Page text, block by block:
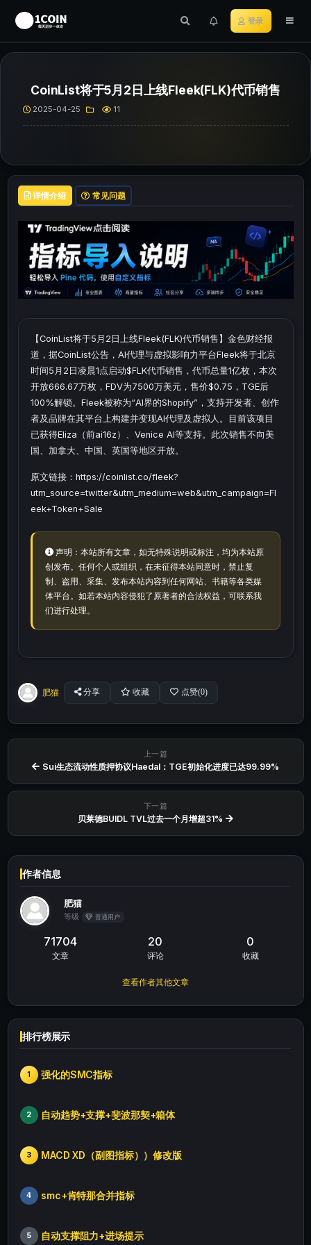
登录
CoinList将于5月2日上线Fleek(FLK)代币销售
2025-04-25 11
详情介绍 常见问题
【CoinList将于5月2日上线Fleek(FLK)代币销售】金色财经报
道，据CoinList公告，AI代理与虚拟影响力平台Fleek将于北京
时间5月2日凌晨1点启动$FLK代币销售，代币总量1亿枚，本次
开放666.67万枚，FDV为7500万美元，售价$0.75，TGE后
100%解锁。Fleek被称为“AI界的Shopify”，支持开发者、创作
者及品牌在其平台上构建并变现AI代理及虚拟人。目前该项目
已获得Eliza（前ai16z）、Venice AI等支持。此次销售不向美
国、加拿大、中国、英国等地区开放。
原文链接：https://coinlist.co/fleek?
utm_source=twitter&utm_medium=web&utm_campaign=Fl
eek+Token+Sale
声明：本站所有文章，如无特殊说明或标注，均为本站原
创发布。任何个人或组织，在未征得本站同意时，禁止复
制、盗用、采集、发布本站内容到任何网站、书籍等各类媒
体平台。如若本站内容侵犯了原著者的合法权益，可联系我
们进行处理。
肥猫 分享 收藏 点赞(0)
上一篇
Sui生态流动性质押协议Haedal：TGE初始化进度已达99.99%
下一篇
贝莱德BUIDL TVL过去一个月增超31%
作者信息
肥猫
等级 普通用户
71704
文章
20
评论
0
收藏
查看作者其他文章
排行榜展示
1 强化的SMC指标
2 自动趋势+支撑+斐波那契+箱体
3 MACD XD（副图指标））修改版
4 smc+肯特那合并指标
5 自动支撑阻力+进场提示